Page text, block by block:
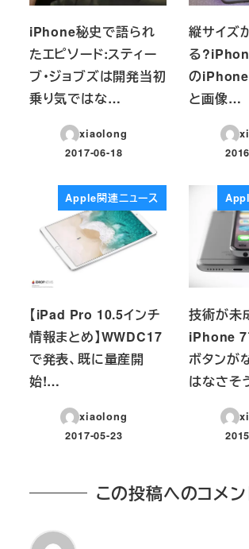
iPhone秘史で語られ
たエピソード:スティー
ブ・ジョブズは開発当初
乗り気ではな…
xiaolong
投稿日
2017-06-18
縦サイズ
る
の
と画像…
投稿
Apple関連ニュース
【iPad Pro 10.5インチ
情報まとめ】WWDC17
で発表、既に量産開
始!…
xiaolong
投稿日
2017-05-23
技術が未
iPhone 7
ボタンが
はなさそ
投稿
この投稿へのコメン